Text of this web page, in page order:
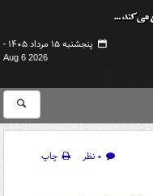
پنجشنبه ۱۵ مرداد ۱۴۰۵ -
Aug 6 2026
۰ نظر
چاپ